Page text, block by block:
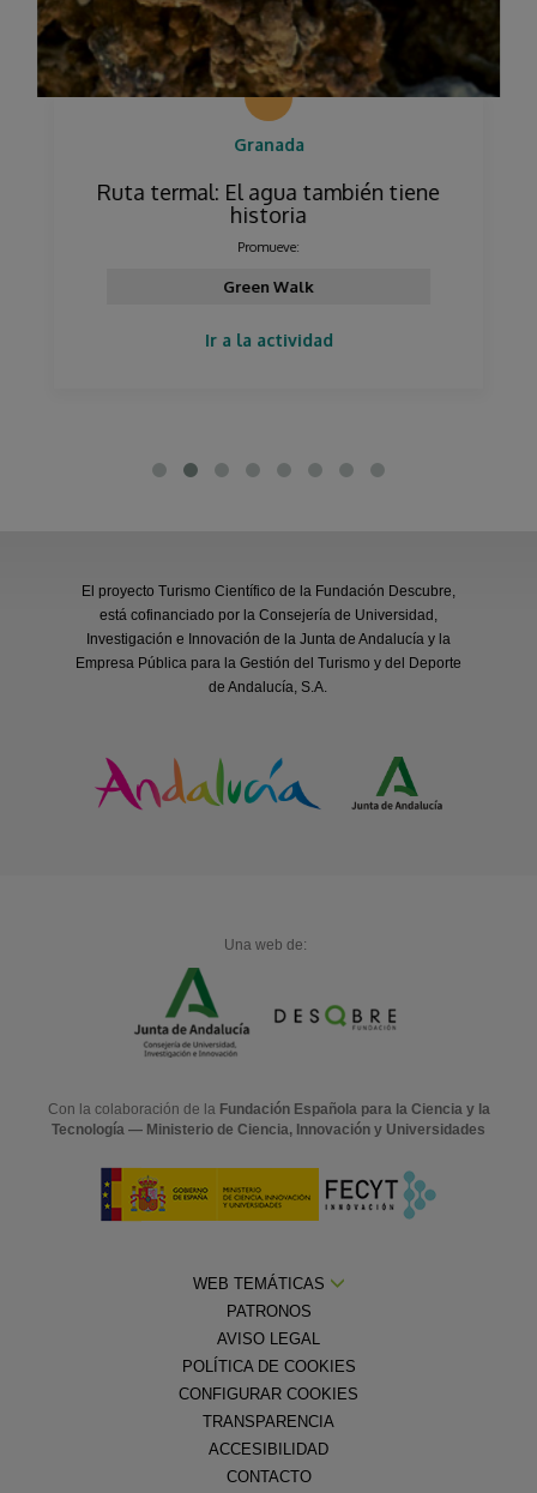
Granada
Ruta termal: El agua también tiene
historia
Promueve:
Green Walk
Ir a la actividad
El proyecto Turismo Científico de la Fundación Descubre,
está cofinanciado por la Consejería de Universidad,
Investigación e Innovación de la Junta de Andalucía y la
Empresa Pública para la Gestión del Turismo y del Deporte
de Andalucía, S.A.
Una web de:
Con la colaboración de la Fundación Española para la Ciencia y la
Tecnología — Ministerio de Ciencia, Innovación y Universidades
WEB TEMÁTICAS
PATRONOS
AVISO LEGAL
POLÍTICA DE COOKIES
CONFIGURAR COOKIES
TRANSPARENCIA
ACCESIBILIDAD
CONTACTO